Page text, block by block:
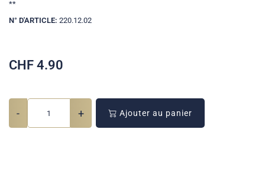
**
N° D'ARTICLE: 220.12.02
CHF 4.90
- + Ajouter au panier